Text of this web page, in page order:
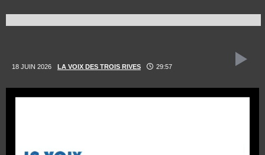
18 JUIN 2026 LA VOIX DES TROIS RIVES 29:57